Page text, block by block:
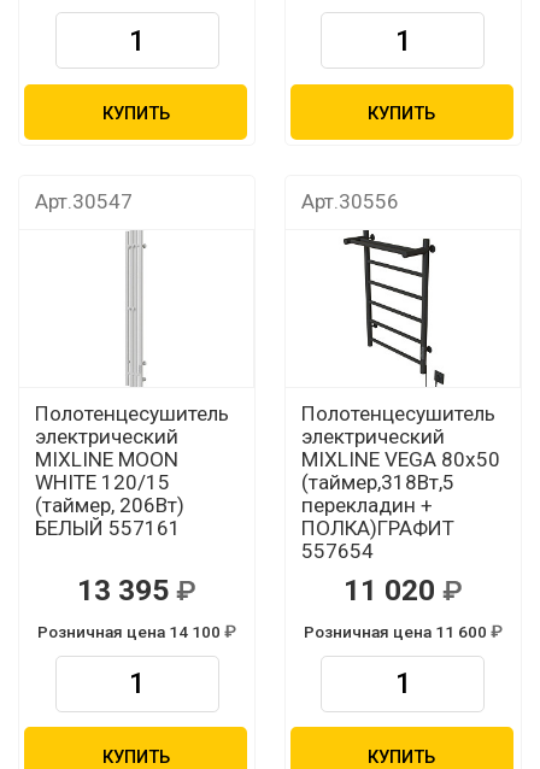
КУПИТЬ КУПИТЬ
Арт.30547
Полотенцесушитель
электрический
MIXLINE MOON
WHITE 120/15
(таймер, 206Вт)
БЕЛЫЙ 557161
13 395
Розничная цена 14 100
КУПИТЬ
Арт.30556
Полотенцесушитель
электрический
MIXLINE VEGA 80х50
(таймер,318Вт,5
перекладин +
ПОЛКА)ГРАФИТ
557654
11 020
Розничная цена 11 600
КУПИТЬ